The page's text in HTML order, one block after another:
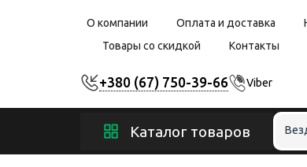
О компании Оплата и доставка
Товары со скидкой
Контакты
+380 (67) 750-39-66 Viber
Каталог товаров